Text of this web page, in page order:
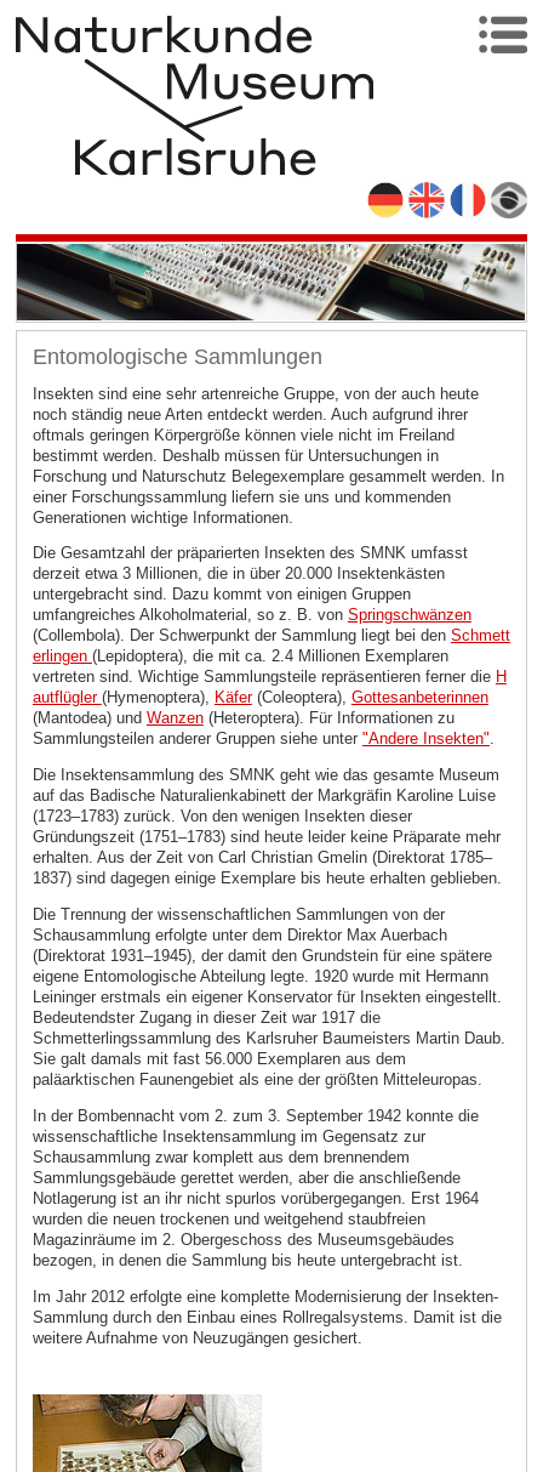
Entomologische Sammlungen
Insekten sind eine sehr artenreiche Gruppe, von der auch heute
noch ständig neue Arten entdeckt werden. Auch aufgrund ihrer
oftmals geringen Körpergröße können viele nicht im Freiland
bestimmt werden. Deshalb müssen für Untersuchungen in
Forschung und Naturschutz Belegexemplare gesammelt werden. In
einer Forschungssammlung liefern sie uns und kommenden
Generationen wichtige Informationen.
Die Gesamtzahl der präparierten Insekten des SMNK umfasst
derzeit etwa 3 Millionen, die in über 20.000 Insektenkästen
untergebracht sind. Dazu kommt von einigen Gruppen
umfangreiches Alkoholmaterial, so z. B. von Springschwänzen
(Collembola). Der Schwerpunkt der Sammlung liegt bei den Schmett
erlingen (Lepidoptera), die mit ca. 2.4 Millionen Exemplaren
vertreten sind. Wichtige Sammlungsteile repräsentieren ferner die H
autflügler (Hymenoptera), Käfer(Coleoptera), Gottesanbeterinnen
(Mantodea) und Wanzen(Heteroptera). Für Informationen zu
Sammlungsteilen anderer Gruppen siehe unter "Andere Insekten".
Die Insektensammlung des SMNK geht wie das gesamte Museum
auf das Badische Naturalienkabinett der Markgräfin Karoline Luise
(1723–1783) zurück. Von den wenigen Insekten dieser
Gründungszeit (1751–1783) sind heute leider keine Präparate mehr
erhalten. Aus der Zeit von Carl Christian Gmelin (Direktorat 1785–
1837) sind dagegen einige Exemplare bis heute erhalten geblieben.
Die Trennung der wissenschaftlichen Sammlungen von der
Schausammlung erfolgte unter dem Direktor Max Auerbach
(Direktorat 1931–1945), der damit den Grundstein für eine spätere
eigene Entomologische Abteilung legte. 1920 wurde mit Hermann
Leininger erstmals ein eigener Konservator für Insekten eingestellt.
Bedeutendster Zugang in dieser Zeit war 1917 die
Schmetterlingssammlung des Karlsruher Baumeisters Martin Daub.
Sie galt damals mit fast 56.000 Exemplaren aus dem
paläarktischen Faunengebiet als eine der größten Mitteleuropas.
In der Bombennacht vom 2. zum 3. September 1942 konnte die
wissenschaftliche Insektensammlung im Gegensatz zur
Schausammlung zwar komplett aus dem brennendem
Sammlungsgebäude gerettet werden, aber die anschließende
Notlagerung ist an ihr nicht spurlos vorübergegangen. Erst 1964
wurden die neuen trockenen und weitgehend staubfreien
Magazinräume im 2. Obergeschoss des Museumsgebäudes
bezogen, in denen die Sammlung bis heute untergebracht ist.
Im Jahr 2012 erfolgte eine komplette Modernisierung der Insekten-
Sammlung durch den Einbau eines Rollregalsystems. Damit ist die
weitere Aufnahme von Neuzugängen gesichert.